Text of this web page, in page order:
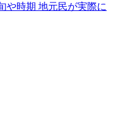
や時期 地元民が実際に